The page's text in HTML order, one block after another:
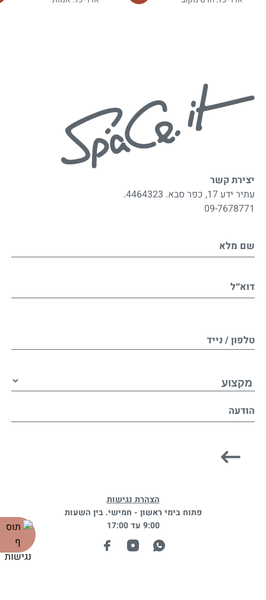
יצירת קשר
עתיר ידע 17, כפר סבא. 4464323.
09-7678771
שם מלא
דוא״ל
טלפון / נייד
הודעה
הצהרת נגישות
פתוח בימי ראשון - חמישי. בין השעות
9:00 עד 17:00